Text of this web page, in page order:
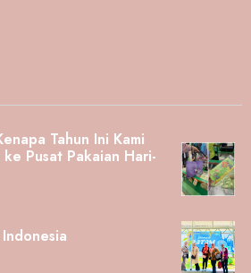
Tahun Ini Kami
Pusat Pakaian Hari-